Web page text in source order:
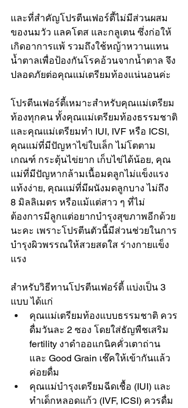
และที่สำคัญโปรตีนเฟอร์ตี้ไม่มีส่วนผสม
ของนมวัว แลคโตส และกลูเตน ซึ่งก่อให้
เกิดอาการแพ้ รวมถึงใช้หญ้าหวานแทน
น้ำตาลเพื่อป้องกันโรคอ้วนจากน้ำตาล จึง
ปลอดภัยต่อคุณแม่เตรียมท้องแน่นอนค่ะ
โปรตีนเฟอร์ตี้เหมาะสำหรับคุณแม่เตรียม
ท้องทุกคน ทั้งคุณแม่เตรียมท้องธรรมชาติ
และคุณแม่เตรียมทำ IUI, IVF หรือ ICSI,
คุณแม่ที่มีปัญหาไข่ใบเล็ก ไม่โตตาม
เกณฑ์ กระตุ้นไข่ยาก เก็บไข่ได้น้อย, คุณ
แม่ที่มีปัญหากล้ามเนื้อมดลูกไม่แข็งแรง
แท้งง่าย, คุณแม่ที่มีผนังมดลูกบาง ไม่ถึง
8 มิลลิเมตร หรือแม้แต่สาว ๆ ที่ไม่
ต้องการมีลูกแต่อยากบำรุงสุขภาพอีกด้วย
นะคะ เพราะโปรตีนตัวนี้มีส่วนช่วยในการ
บำรุงผิวพรรณให้สวยสดใส ร่างกายแข็ง
แรง
สำหรับวิธีทานโปรตีนเฟอร์ตี้ แบ่งเป็น 3
แบบ ได้แก่
คุณแม่เตรียมท้องแบบธรรมชาติ ควร
ดื่มวันละ 2 ซอง โดยใส่ธัญพืชเสริม
fertility งาดำออแกนิคคั่วเตาถ่าน
และ Good Grain เช๊คให้เข้ากันแล้ว
ค่อยดื่ม
คุณแม่บำรุงเตรียมฉีดเชื้อ (IUI) และ
ทำเด็กหลอดแก้ว (IVF, ICSI) ควรดื่ม